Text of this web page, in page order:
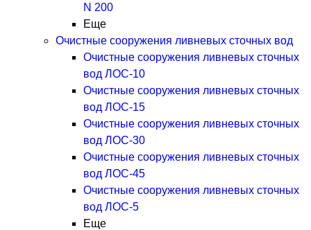
N 200
Еще
Очистные сооружения ливневых сточных вод
Очистные сооружения ливневых сточных
вод ЛОС-10
Очистные сооружения ливневых сточных
вод ЛОС-15
Очистные сооружения ливневых сточных
вод ЛОС-30
Очистные сооружения ливневых сточных
вод ЛОС-45
Очистные сооружения ливневых сточных
вод ЛОС-5
Еще